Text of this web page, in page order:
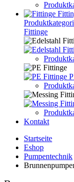
Fittinge
Kontakt
Startseite
Eshop
Pumpentechnik